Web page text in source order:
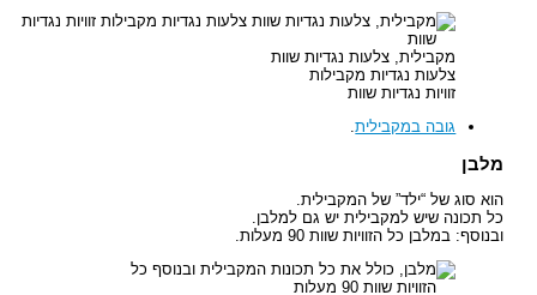
מקבילית, צלעות נגדיות שוות
צלעות נגדיות מקבילות
זוויות נגדיות שוות
גובה במקבילית.
מלבן
הוא סוג של “ילד” של המקבילית.
כל תכונה שיש למקבילית יש גם למלבן.
ובנוסף: במלבן כל הזוויות שוות 90 מעלות.